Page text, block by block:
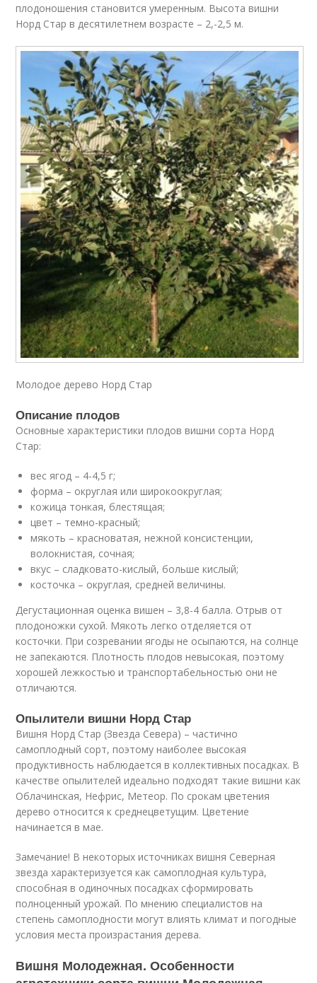
плодоношения становится умеренным. Высота вишни
Норд Стар в десятилетнем возрасте – 2,-2,5 м.
Молодое дерево Норд Стар
Описание плодов
Основные характеристики плодов вишни сорта Норд
Стар:
вес ягод – 4-4,5 г;
форма – округлая или широкоокруглая;
кожица тонкая, блестящая;
цвет – темно-красный;
мякоть – красноватая, нежной консистенции,
волокнистая, сочная;
вкус – сладковато-кислый, больше кислый;
косточка – округлая, средней величины.
Дегустационная оценка вишен – 3,8-4 балла. Отрыв от
плодоножки сухой. Мякоть легко отделяется от
косточки. При созревании ягоды не осыпаются, на солнце
не запекаются. Плотность плодов невысокая, поэтому
хорошей лежкостью и транспортабельностью они не
отличаются.
Опылители вишни Норд Стар
Вишня Норд Стар (Звезда Севера) – частично
самоплодный сорт, поэтому наиболее высокая
продуктивность наблюдается в коллективных посадках. В
качестве опылителей идеально подходят такие вишни как
Облачинская, Нефрис, Метеор. По срокам цветения
дерево относится к среднецветущим. Цветение
начинается в мае.
Замечание! В некоторых источниках вишня Северная
звезда характеризуется как самоплодная культура,
способная в одиночных посадках сформировать
полноценный урожай. По мнению специалистов на
степень самоплодности могут влиять климат и погодные
условия места произрастания дерева.
Вишня Молодежная. Особенности